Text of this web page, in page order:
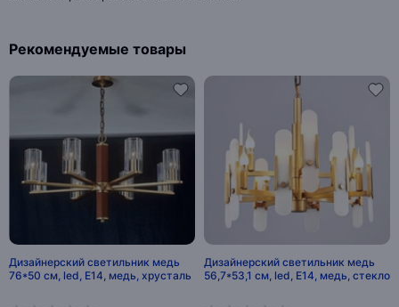
Рекомендуемые товары
Дизайнерский светильник медь
76*50 см, led, E14, медь, хрусталь
Дизайнерский светильник медь
56,7*53,1 см, led, E14, медь, стекло